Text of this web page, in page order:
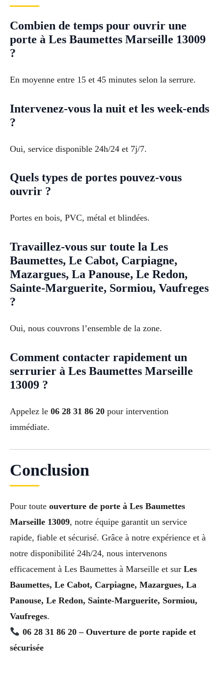
Combien de temps pour ouvrir une
porte à Les Baumettes Marseille 13009
?
En moyenne entre 15 et 45 minutes selon la serrure.
Intervenez-vous la nuit et les week-ends
?
Oui, service disponible 24h/24 et 7j/7.
Quels types de portes pouvez-vous
ouvrir ?
Portes en bois, PVC, métal et blindées.
Travaillez-vous sur toute la Les
Baumettes, Le Cabot, Carpiagne,
Mazargues, La Panouse, Le Redon,
Sainte-Marguerite, Sormiou, Vaufreges
?
Oui, nous couvrons l’ensemble de la zone.
Comment contacter rapidement un
serrurier à Les Baumettes Marseille
13009 ?
Appelez le 06 28 31 86 20 pour intervention
immédiate.
Conclusion
Pour toute ouverture de porte à Les Baumettes
Marseille 13009, notre équipe garantit un service
rapide, fiable et sécurisé. Grâce à notre expérience et à
notre disponibilité 24h/24, nous intervenons
efficacement à Les Baumettes à Marseille et sur Les
Baumettes, Le Cabot, Carpiagne, Mazargues, La
Panouse, Le Redon, Sainte-Marguerite, Sormiou,
Vaufreges.
06 28 31 86 20 – Ouverture de porte rapide et
sécurisée